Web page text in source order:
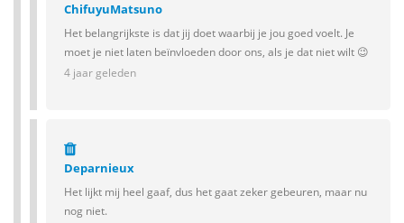
ChifuyuMatsuno
Het belangrijkste is dat jij doet waarbij je jou goed voelt. Je
moet je niet laten beïnvloeden door ons, als je dat niet wilt 😉
4 jaar geleden
Deparnieux
Het lijkt mij heel gaaf, dus het gaat zeker gebeuren, maar nu
nog niet.